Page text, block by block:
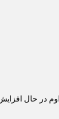
می‌کنند. این رقم به